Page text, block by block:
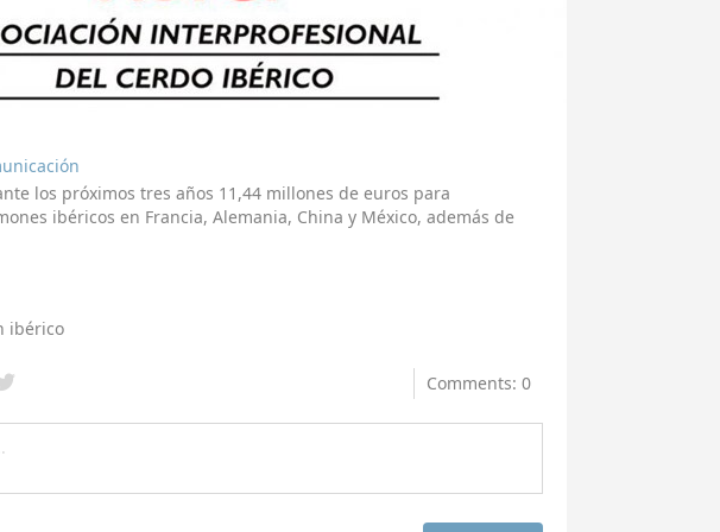
los próximos tres años 11,44 millones de euros para
ibéricos en Francia, Alemania, China y México, además de
ibérico
Comments: 0